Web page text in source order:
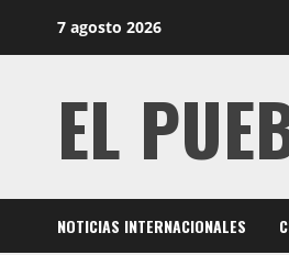
7 agosto 2026
EL
NOTICIAS INTERNACIONALES